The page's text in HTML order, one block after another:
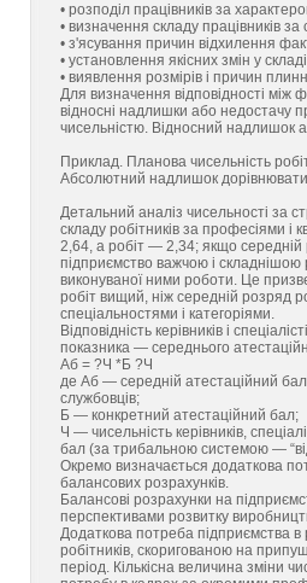
• розподіл працівників за
• визначення складу працівників
• з'ясування причин відхилення
• установлення якісних змін у
• виявлення розмірів і причин
Для визначення відповідності між
відносні надлишки або недостачу
чисельністю. Відносний надлишок
Приклад. Планова чисельність
Абсолютний надлишок
Детальний аналіз чисельності за
складу робітників за професіями і
2,64, а робіт — 2,34; якщо середній
підприємство важчою і
виконуваної ними роботи. Це
робіт вищий, ніж середній розряд
спеціальностями і категоріями.
Відповідність керівників і
показника — середнього
Аб = ?Ч *Б ?Ч
де Аб — середній атестаційний бал
службовців;
Б — конкретний атестаційний бал;
Ч — чисельність керівників,
бал (за трибальною системою —
Окремо визначається додаткова
балансових розрахунків.
Балансові розрахунки на
перспективами розвитку
Додаткова потреба підприємства в
робітників, скоригованою на
період. Кількісна величина зміни